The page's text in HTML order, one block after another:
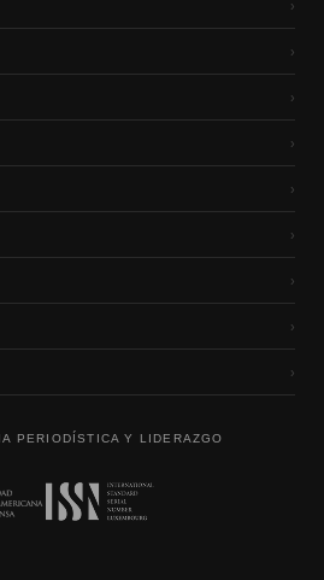
›
›
›
›
›
›
›
›
›
PERIODÍSTICA Y LIDERAZGO